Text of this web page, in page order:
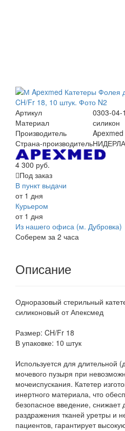
Артикул
0303-04-
Материал
силикон
Производитель
Apexmed
Страна-производитель
4 300 руб.
Под заказ
В пункт выдачи
от 1 дня
Курьером
от 1 дня
Из нашего офиса (м. Дубровка)
Соберем за 2 часа
Описание
Одноразовый стерильный
силиконовый от Апексмед
Размер: CH/Fr 18
В упаковке: 10 штук
Используется для длительной
мочевого пузыря при
мочеиспускания. Катетер
инертного материала, что
безопасное введение,
раздражения тканей уретры и
пациентов, гарантирует